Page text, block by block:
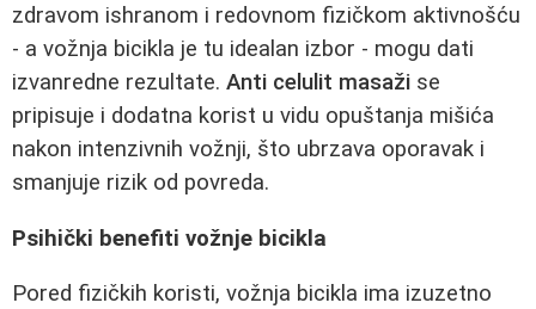
zdravom ishranom i redovnom fizičkom aktivnošću
- a vožnja bicikla je tu idealan izbor - mogu dati
izvanredne rezultate. Anti celulit masaži se
pripisuje i dodatna korist u vidu opuštanja mišića
nakon intenzivnih vožnji, što ubrzava oporavak i
smanjuje rizik od povreda.
Psihički benefiti vožnje bicikla
Pored fizičkih koristi, vožnja bicikla ima izuzetno